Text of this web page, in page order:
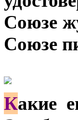
Союзе
Союзе
Какие